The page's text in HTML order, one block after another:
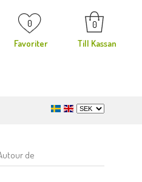
0
Favoriter
0
Till Kassan
de